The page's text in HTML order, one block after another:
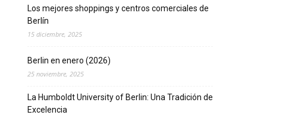
Los mejores shoppings y centros comerciales de
Berlín
15 diciembre, 2025
Berlin en enero (2026)
25 noviembre, 2025
La Humboldt University of Berlin: Una Tradición de
Excelencia